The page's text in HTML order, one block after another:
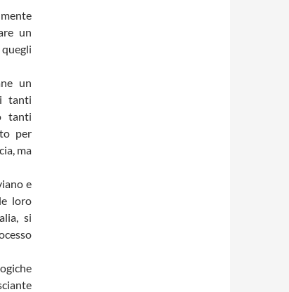
un
un
tanti
tanti
per
ma
e
loro
si